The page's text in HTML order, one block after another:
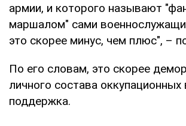
армии, и которого называют
маршалом" сами
это скорее минус, чем плюс", –
По его словам, это скорее
личного состава оккупационных
поддержка.